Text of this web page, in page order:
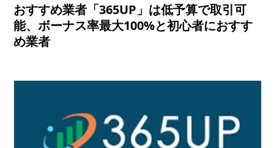
おすすめ業者「365UP」は低予算で取引可
能、ボーナス率最大100%と初心者におすす
め業者